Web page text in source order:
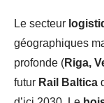
Le secteur
géographiques
profonde (Riga,
futur Rail Baltica